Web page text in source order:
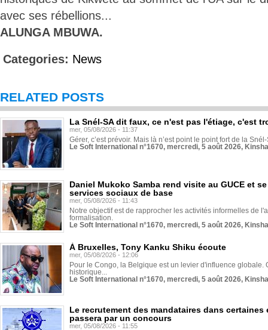
avec ses rébellions...
ALUNGA MBUWA.
Categories: News
RELATED POSTS
La Snél-SA dit faux, ce n'est pas l'étiage, c'est
mer, 05/08/2026 - 11:37
Gérer, c’est prévoir. Mais là n’est point le point fort de la
Le Soft International n°1670, mercredi, 5 août 2026,
Daniel Mukoko Samba rend visite au GUCE et
services sociaux de base
mer, 05/08/2026 - 11:43
Notre objectif est de rapprocher les activités informelles de
formalisation.
Le Soft International n°1670, mercredi, 5 août 2026,
À Bruxelles, Tony Kanku Shiku écoute
mer, 05/08/2026 - 12:06
Pour le Congo, la Belgique est un levier d'influence globale.
historique...
Le Soft International n°1670, mercredi, 5 août 2026,
Le recrutement des mandataires dans
passera par un concours
mer, 05/08/2026 - 11:55